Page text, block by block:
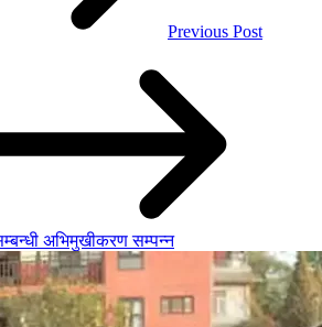
Previous Post
अभिमुखीकरण सम्पन्न